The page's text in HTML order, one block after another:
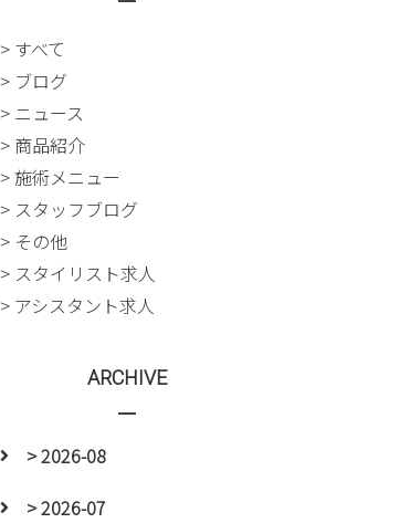
> すべて
> ブログ
> ニュース
> 商品紹介
> 施術メニュー
> スタッフブログ
> その他
> スタイリスト求人
> アシスタント求人
ARCHIVE
> 2026-08
> 2026-07